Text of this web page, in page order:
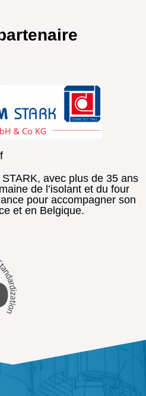
avec plus de 35 ans
de l’isolant et du four
pour accompagner son
et en Belgique.